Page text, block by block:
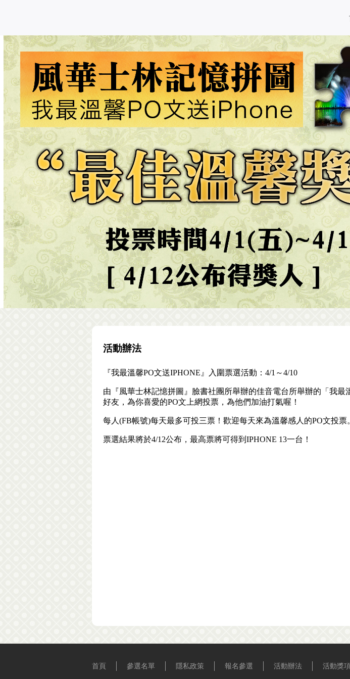
活動辦法
『我最溫馨PO文送IPHONE』入圍票選活動：4/1～4/10
由『風華士林記憶拼圖』臉書社團所舉辦的佳音電台所舉辦的「我
好友，為你喜愛的PO文上網投票，為他們加油打氣喔！
每人(FB帳號)每天最多可投三票！歡迎每天來為溫馨感人的PO文投票
票選結果將於4/12公布，最高票將可得到IPHONE 13一台！
首頁 參選名單 隱私政策 報名參選 活動辦法 活動獎項